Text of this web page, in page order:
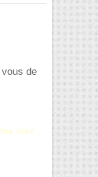
de
seul...